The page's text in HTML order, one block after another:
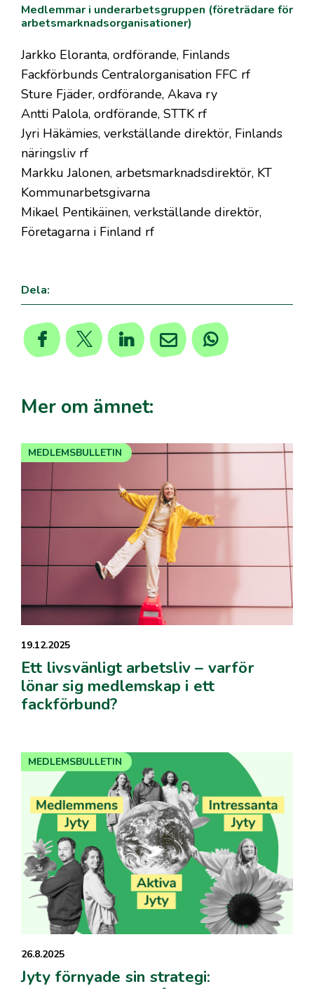
Medlemmar i underarbetsgruppen (företrädare för
arbetsmarknadsorganisationer)
Jarkko Eloranta, ordförande, Finlands
Fackförbunds Centralorganisation FFC rf
Sture Fjäder, ordförande, Akava ry
Antti Palola, ordförande, STTK rf
Jyri Häkämies, verkställande direktör, Finlands
näringsliv rf
Markku Jalonen, arbetsmarknadsdirektör, KT
Kommunarbetsgivarna
Mikael Pentikäinen, verkställande direktör,
Företagarna i Finland rf
Dela:
Mer om ämnet:
19.12.2025
Ett livsvänligt arbetsliv – varför
lönar sig medlemskap i ett
fackförbund?
MEDLEMSBULLETIN
26.8.2025
Jyty förnyade sin strategi:
MEDLEMSBULLETIN